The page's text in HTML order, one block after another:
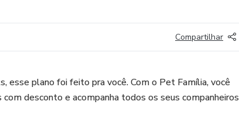
Compartilhar
esse plano foi feito pra você. Com o Pet Família, você
desconto e acompanha todos os seus companheiros